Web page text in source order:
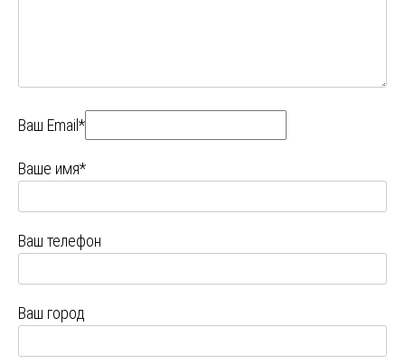
Ваш Email*
Ваше имя*
Ваш телефон
Ваш город